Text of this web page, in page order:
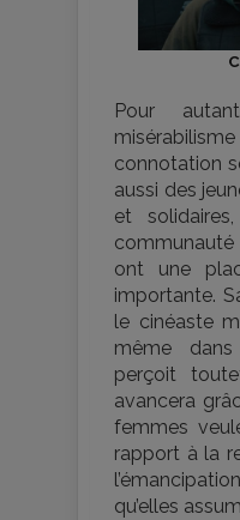
Pour
connotation
aussi des
et
communauté
ont une
importante.
le cinéaste
même
perçoit
avancera
femmes
rapport à la
qu’elles